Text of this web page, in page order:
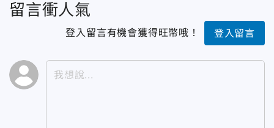
留言衝人氣
登入留言有機會獲得旺幣哦！ 登入留言